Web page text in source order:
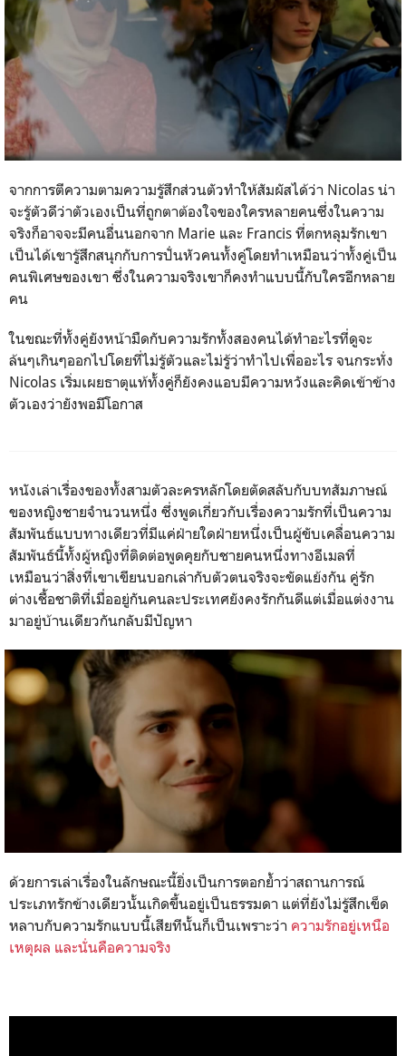
จากการตีความตามความรู้สึกส่วนตัวทำให้สัมผัสได้ว่า Nicolas น่า
จะรู้ตัวดีว่าตัวเองเป็นที่ถูกตาต้องใจของใครหลายคนซึ่งในความ
จริงก็อาจจะมีคนอื่นนอกจาก Marie และ Francis ที่ตกหลุมรักเขา
เป็นได้เขารู้สึกสนุกกับการปั่นหัวคนทั้งคู่โดยทำเหมือนว่าทั้งคู่เป็น
คนพิเศษของเขา ซึ่งในความจริงเขาก็คงทำแบบนี้กับใครอีกหลาย
คน
ในขณะที่ทั้งคู่ยังหน้ามืดกับความรักทั้งสองคนได้ทำอะไรที่ดูจะ
ล้นๆเกินๆออกไปโดยที่ไม่รู้ตัวและไม่รู้ว่าทำไปเพื่ออะไร จนกระทั่ง
Nicolas เริ่มเผยธาตุแท้ทั้งคู่ก็ยังคงแอบมีความหวังและคิดเข้าข้าง
ตัวเองว่ายังพอมีโอกาส
หนังเล่าเรื่องของทั้งสามตัวละครหลักโดยตัดสลับกับบทสัมภาษณ์
ของหญิงชายจำนวนหนึ่ง ซึ่งพูดเกี่ยวกับเรื่องความรักที่เป็นความ
สัมพันธ์แบบทางเดียวที่มีแค่ฝ่ายใดฝ่ายหนึ่งเป็นผู้ขับเคลื่อนความ
สัมพันธ์นี้ทั้งผู้หญิงที่ติดต่อพูดคุยกับชายคนหนึ่งทางอีเมลที่
เหมือนว่าสิ่งที่เขาเขียนบอกเล่ากับตัวตนจริงจะขัดแย้งกัน คู่รัก
ต่างเชื้อชาติที่เมื่ออยู่กันคนละประเทศยังคงรักกันดีแต่เมื่อแต่งงาน
มาอยู่บ้านเดียวกันกลับมีปัญหา
ด้วยการเล่าเรื่องในลักษณะนี้ยิ่งเป็นการตอกย้ำว่าสถานการณ์
ประเภทรักข้างเดียวนั้นเกิดขึ้นอยู่เป็นธรรมดา แต่ที่ยังไม่รู้สึกเข็ด
หลาบกับความรักแบบนี้เสียทีนั้นก็เป็นเพราะว่า ความรักอยู่เหนือ
เหตุผล และนั่นคือความจริง